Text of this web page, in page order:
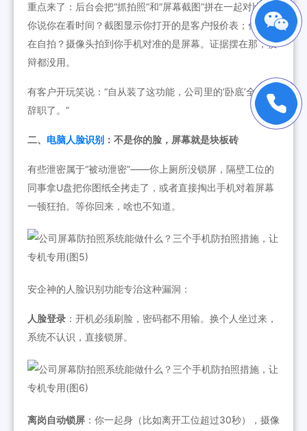
重点来了：后台会把“抓拍照”和“屏幕截图”拼在一起对比。
你说你在看时间？截图显示你打开的是客户报价表；你说你
在自拍？摄像头拍到你手机对准的是屏幕。证据摆在那，狡
辩都没用。
有客户开玩笑说：“自从装了这功能，公司里的‘卧底’全主动
辞职了。”
二、 电脑人脸识别 ：不是你的脸，屏幕就是块板砖
有些泄密属于“被动泄密”——你上厕所没锁屏，隔壁工位的
同事拿U盘把你图纸全拷走了，或者直接掏出手机对着屏幕
一顿狂拍。等你回来，啥也不知道。
安企神的人脸识别功能专治这种漏洞：
人脸登录 ：开机必须刷脸，密码都不用输。换个人坐过来，
系统不认识，直接锁屏。
离岗自动锁屏 ：你一起身（比如离开工位超过30秒），摄像